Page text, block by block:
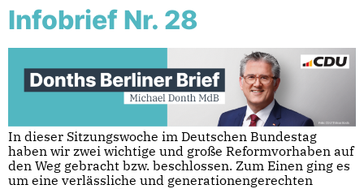
Infobrief Nr. 28
In dieser Sitzungswoche im Deutschen Bundestag
haben wir zwei wichtige und große Reformvorhaben auf
den Weg gebracht bzw. beschlossen. Zum Einen ging es
um eine verlässliche und generationengerechten